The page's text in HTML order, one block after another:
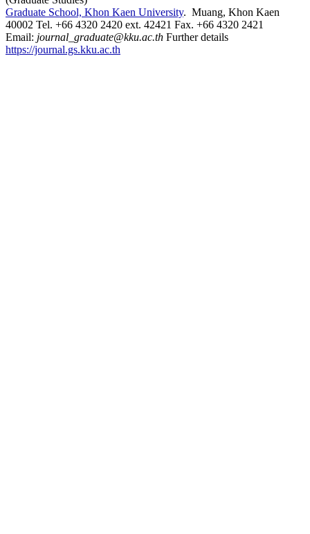
Graduate School, Khon Kaen University. Muang, Khon Kaen
40002 Tel. +66 4320 2420 ext. 42421 Fax. +66 4320 2421
Email: journal_graduate@kku.ac.th Further details
https://journal.gs.kku.ac.th